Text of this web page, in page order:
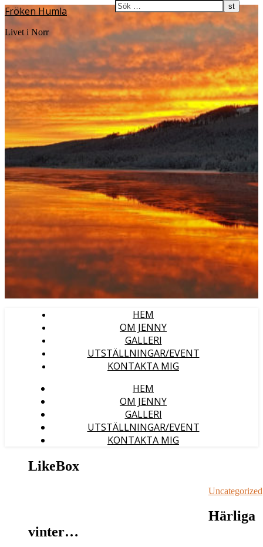
Fröken Humla
Livet i Norr
HEM
OM JENNY
GALLERI
UTSTÄLLNINGAR/EVENT
KONTAKTA MIG
HEM
OM JENNY
GALLERI
UTSTÄLLNINGAR/EVENT
KONTAKTA MIG
LikeBox
Uncategorized
Härliga
vinter…